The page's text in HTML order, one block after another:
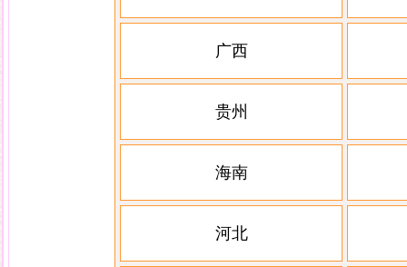
广西
贵州
海南
河北